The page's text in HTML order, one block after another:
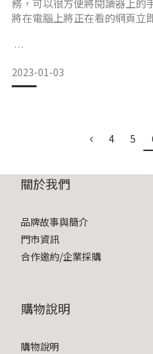
務，可以很方便將閱讀器上的
將在電腦上將正在看的網頁立
Onyx Cloud 如何註冊 step by
push.boox.com
3. 回設置主畫面，點「登錄
2023-01-03
4 5
關於我們
品牌故事與簡介
門市資訊
合作邀約/企業採購
購物說明
購物說明